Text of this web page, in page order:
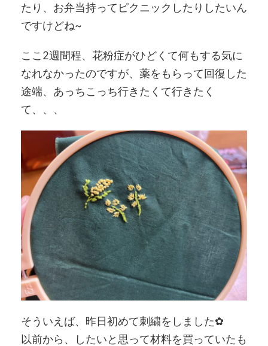
たり、お弁当持ってピクニックしたりしたいん
ですけどね~
ここ2週間程、花粉症がひどくて何もする気に
なれなかったのですが、薬をもらって回復した
途端、あっちこっち行きたくて行きたく
て、、、
そういえば、昨日初めて刺繍をしました✿
以前から、したいと思って材料を買っていたも